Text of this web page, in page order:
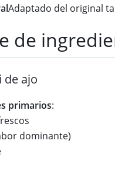
Adaptado del original
de
de ajo
primarios:
dominante)